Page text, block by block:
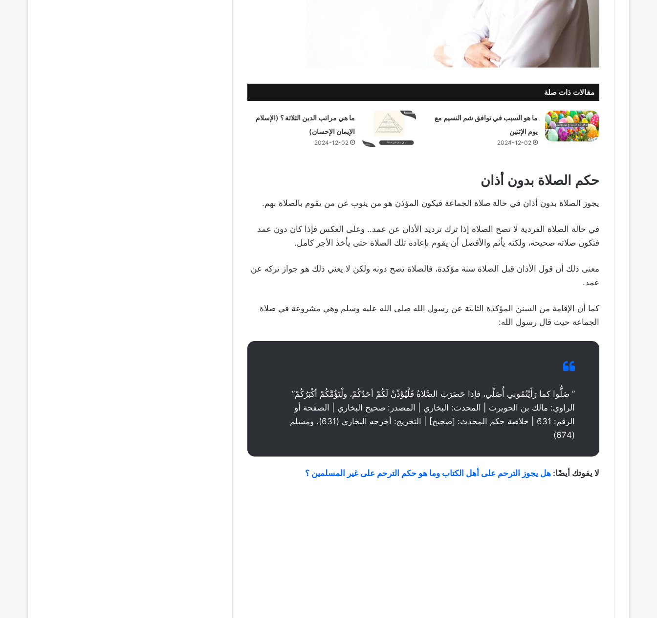
مقالات ذات صلة
ما هو السبب في توافق شم النسيم مع
يوم الإثنين
2024-12-02
ما هي مراتب الدين الثلاثة ؟ (الإسلام
الإيمان الإحسان)
2024-12-02
حكم الصلاة بدون أذان
يجوز الصلاة بدون أذان في حالة صلاة الجماعة فيكون المؤذن هو من ينوب عن من يقوم بالصلاة بهم.
في حالة الصلاة الفردية لا تصح الصلاة إذا ترك ترديد الأذان عن عمد.. وعلى العكس فإذا كان دون عمد
فتكون صلاته صحيحة، ولكنه يأثم والأفضل أن يقوم بإعادة تلك الصلاة حتى يأخذ الأجر كامل.
معنى ذلك أن قول الأذان قبل الصلاة سنة مؤكدة، فالصلاة تصح دونه ولكن لا يعني ذلك هو جواز تركه عن
عمد.
كما أن الإقامة من السنن المؤكدة الثابتة عن رسول الله صلى الله عليه وسلم وهي مشروعة في صلاة
الجماعة حيث قال رسول الله:
” صَلُّوا كما رَأَيْتُمُونِي أُصَلِّي، فإذا حَضَرَتِ الصَّلاةُ فَلْيُؤَذِّنْ لَكُمْ أحَدُكُمْ، ولْيَؤُمَّكُمْ أكْبَرُكُمْ”
الراوي: مالك بن الحويرث | المحدث: البخاري | المصدر: صحيح البخاري | الصفحة أو
الرقم: 631 | خلاصة حكم المحدث: [صحيح] | التخريج: أخرجه البخاري (631)، ومسلم
(674)
لا يفوتك أيضًا: هل يجوز الترحم على أهل الكتاب وما هو حكم الترحم على غير المسلمين ؟